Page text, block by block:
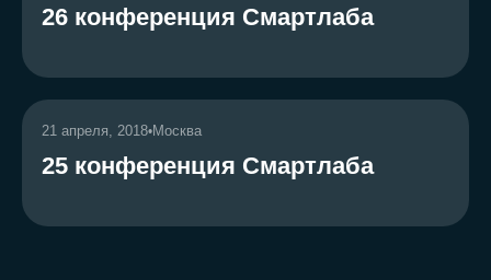
26 конференция Смартлаба
21 апреля, 2018•Москва
25 конференция Смартлаба